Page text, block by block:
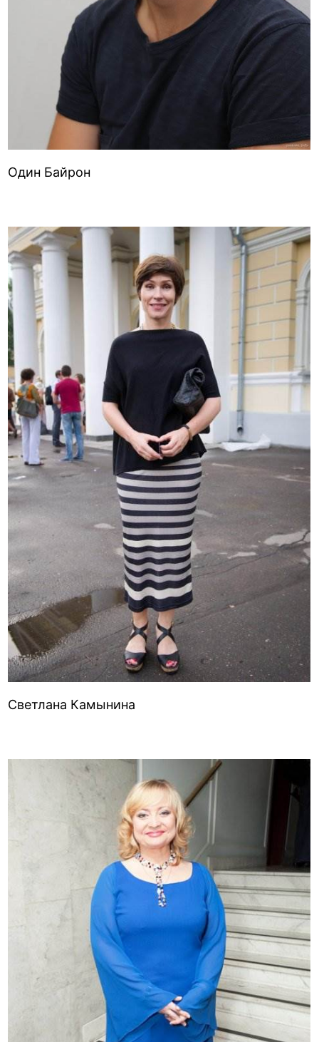
Один Байрон
Светлана Камынина